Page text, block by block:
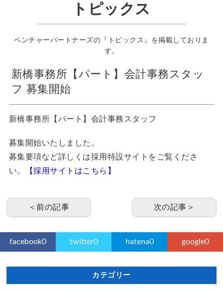
トピックス
ベンチャーパートナーズの『トピックス』を掲載しておりま
す。
新橋事務所【パート】会計事務スタッ
フ 募集開始
新橋事務所【パート】会計事務スタッフ
募集開始いたしました。
募集要項など詳しくは採用特設サイトをご覧くださ
い。
【採用サイトはこちら】
＜前の記事 次の記事＞
facebook0 twitter0 hatena0 google0
カテゴリー